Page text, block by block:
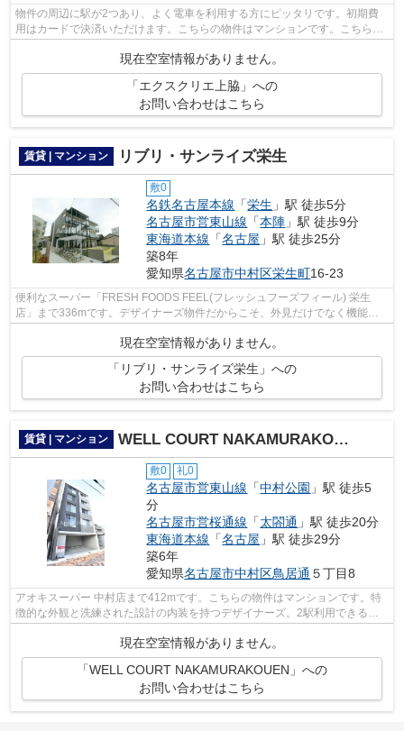
物件の周辺に駅が2つあり、よく電車を利用する方にピッタリです。初期費
用はカードで決済いただけます。こちらの物件はマンションです。こちらは
現在空室情報がありません。
「エクスクリエ上脇」への
お問い合わせはこちら
賃貸 | マンション リブリ・サンライズ栄生
敷0
名鉄名古屋本線 「栄生 」駅 徒歩5分
名古屋市営東山線 「本陣 」駅 徒歩9分
東海道本線 「名古屋 」駅 徒歩25分
築8年
愛知県名古屋市中村区栄生町16-23
便利なスーパー「FRESH FOODS FEEL(フレッシュフーズフィール) 栄生
店」まで336mです。デザイナーズ物件だからこそ、外見だけでなく機能性
もあわせもったものをお選びください。駅ま...
現在空室情報がありません。
「リブリ・サンライズ栄生」への
お問い合わせはこちら
賃貸 | マンション WELL COURT NAKAMURAKOUEN
敷0 礼0
名古屋市営東山線 「中村公園 」駅 徒歩5
分
名古屋市営桜通線 「太閤通 」駅 徒歩20分
東海道本線 「名古屋 」駅 徒歩29分
築6年
愛知県名古屋市中村区鳥居通 ５丁目8
アオキスーパー 中村店まで412mです。こちらの物件はマンションです。特
徴的な外観と洗練された設計の内装を持つデザイナーズ。2駅利用できるの
現在空室情報がありません。
「WELL COURT NAKAMURAKOUEN」への
お問い合わせはこちら